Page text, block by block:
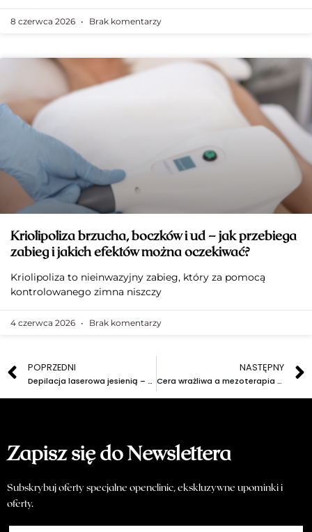
8 czerwca 2026 Brak komentarzy
Kriolipoliza brzucha, boczków i ud – jak przebiega
zabieg i jakich efektów można oczekiwać?
Kriolipoliza to nieinwazyjny zabieg, który za pomocą
kontrolowanego zimna niszczy
4 czerwca 2026 Brak komentarzy
POPRZEDNI
Depilacja laserowa jesienią – dlaczego to najlepszy moment na serię zabiegów?
NASTĘPNY
Cera wrażliwa a mezoterapia – jak bezpiecznie odmłodzić skórę?
Zapisz się do Newslettera
Subskrybuj oferty specjalne openclinic, ekskluzywne upominki i
oferty.